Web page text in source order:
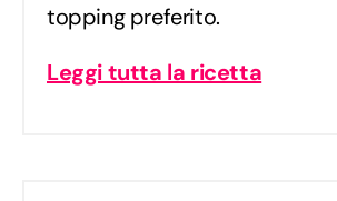
topping preferito.
Leggi tutta la ricetta